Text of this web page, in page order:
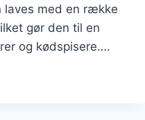
laves med en række
gør den til en
og kødspisere….